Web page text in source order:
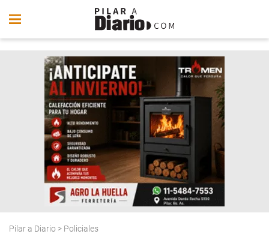
Pilar a Diario > Policiales